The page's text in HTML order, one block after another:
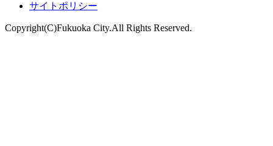
サイトポリシー
Copyright(C)Fukuoka City.All Rights Reserved.